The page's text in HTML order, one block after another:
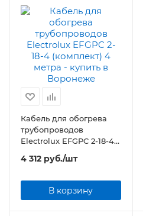
Кабель для обогрева
трубопроводов
Electrolux EFGPC 2-18-4
4 312 руб./шт
В корзину